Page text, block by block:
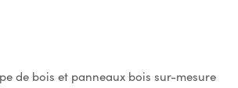
de bois et panneaux bois sur-mesure